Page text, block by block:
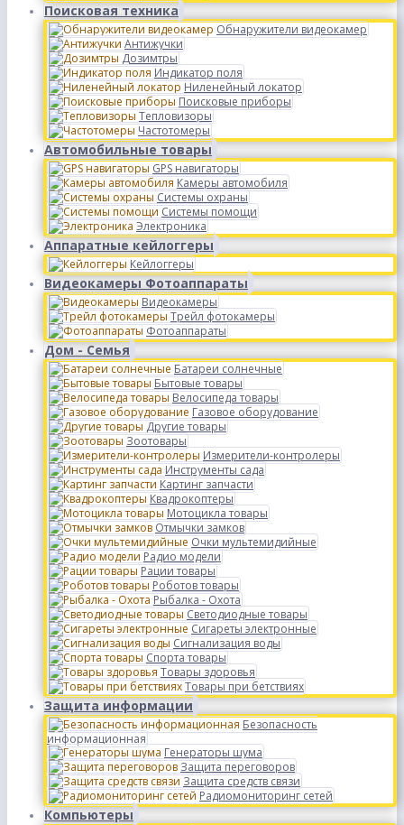
Поисковая техника
Обнаружители видеокамер
Антижучки
Дозимтры
Индикатор поля
Ниленейный локатор
Поисковые приборы
Тепловизоры
Частотомеры
Автомобильные товары
GPS навигаторы
Камеры автомобиля
Системы охраны
Системы помощи
Электроника
Аппаратные кейлоггеры
Кейлоггеры
Видеокамеры Фотоаппараты
Видеокамеры
Трейл фотокамеры
Фотоаппараты
Дом - Семья
Батареи солнечные
Бытовые товары
Велосипеда товары
Газовое оборудование
Другие товары
Зоотовары
Измерители-контролеры
Инструменты сада
Картинг запчасти
Квадрокоптеры
Мотоцикла товары
Отмычки замков
Очки мультемидийные
Радио модели
Рации товары
Роботов товары
Рыбалка - Охота
Светодиодные товары
Сигареты электронные
Сигнализация воды
Спорта товары
Товары здоровья
Товары при бетствиях
Защита информации
Безопасность
информационная
Генераторы шума
Защита переговоров
Защита средств связи
Радиомониторинг сетей
Компьютеры